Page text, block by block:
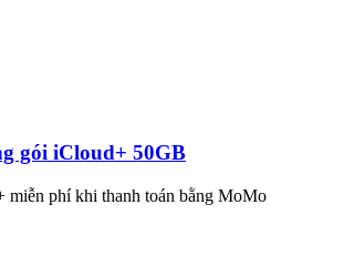
gói iCloud+ 50GB
miễn phí khi thanh toán bằng MoMo